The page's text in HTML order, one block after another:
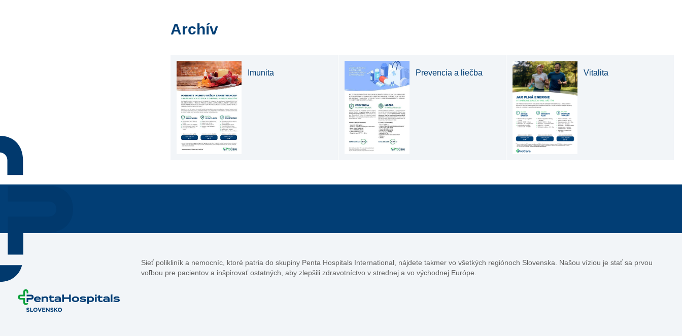
Archív
Imunita Prevencia a liečba Vitalita
Sieť polikliník a nemocníc, ktoré patria do skupiny Penta Hospitals International, nájdete takmer vo všetkých regiónoch Slovenska. Našou víziou je stať sa prvou
voľbou pre pacientov a inšpirovať ostatných, aby zlepšili zdravotníctvo v strednej a vo východnej Európe.